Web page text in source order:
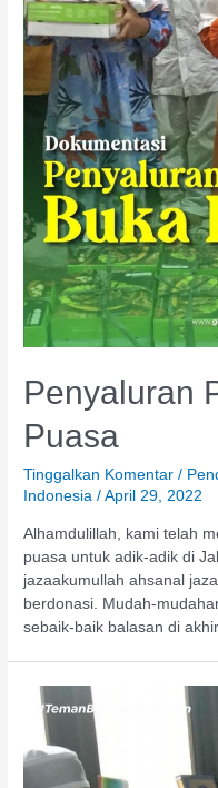
Penyaluran
Puasa
Tinggalkan Komentar /
Indonesia/April 29, 2022
Alhamdulillah, kami telah
puasa untuk adik-adik di
jazaakumullah ahsanal
berdonasi. Mudah-
sebaik-baik balasan di